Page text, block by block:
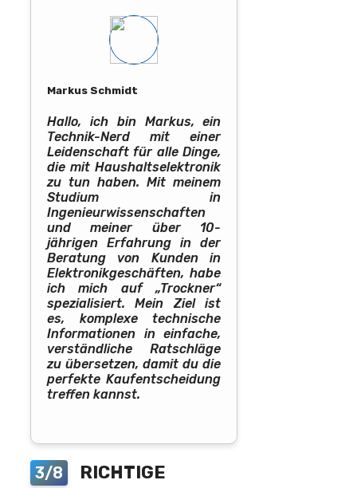
Markus Schmidt
Hallo, ich bin Markus, ein
Technik-Nerd mit einer
Leidenschaft für alle Dinge,
die mit Haushaltselektronik
zu tun haben. Mit meinem
Studium in
Ingenieurwissenschaften
und meiner über 10-
jährigen Erfahrung in der
Beratung von Kunden in
Elektronikgeschäften, habe
ich mich auf „Trockner“
spezialisiert. Mein Ziel ist
es, komplexe technische
Informationen in einfache,
verständliche Ratschläge
zu übersetzen, damit du die
perfekte Kaufentscheidung
treffen kannst.
3/8
RICHTIGE